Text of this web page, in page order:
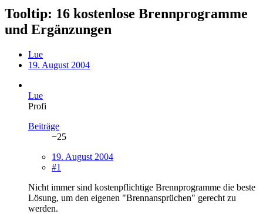
Tooltip: 16 kostenlose Brennprogramme
und Ergänzungen
Lue
19. August 2004
Lue
Profi
Beiträge
−25
19. August 2004
#1
Nicht immer sind kostenpflichtige Brennprogramme die beste
Lösung, um den eigenen "Brennansprüchen" gerecht zu
werden.